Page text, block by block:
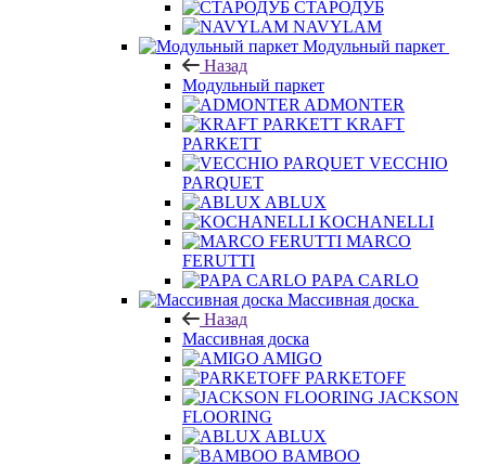
СТАРОДУБ
NAVYLAM
Модульный паркет
Назад
Модульный паркет
ADMONTER
KRAFT
PARKETT
VECCHIO
PARQUET
ABLUX
KOCHANELLI
MARCO
FERUTTI
PAPA CARLO
Массивная доска
Назад
Массивная доска
AMIGO
PARKETOFF
JACKSON
FLOORING
ABLUX
BAMBOO